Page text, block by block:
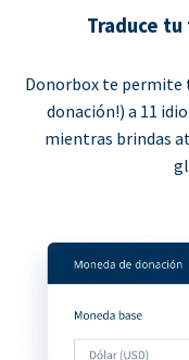
Traduce
Donorbox te permite
donación!) a 11
mientras brindas